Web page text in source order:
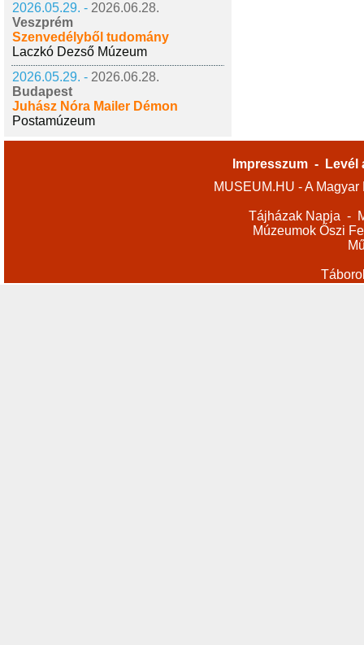
2026.05.29. - 2026.06.28.
Veszprém
Szenvedélyből tudomány
Laczkó Dezső Múzeum
2026.05.29. - 2026.06.28.
Budapest
Juhász Nóra Mailer Démon
Postamúzeum
Impresszum -
Levél
MUSEUM.HU - A
Tájházak Napja -
Múzeumok Őszi